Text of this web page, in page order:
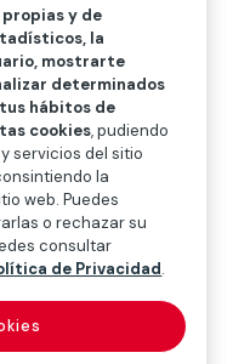
San Vicente de
al
ayudar en los
como para
de jóvenes y al
la Humanidad
suelo de
material: es
es futuro
es el mejor
y de
la
mostrarte
determinados
hábitos de
cookies, pudiendo
servicios del sitio
la
web. Puedes
o rechazar su
consultar
de Privacidad.